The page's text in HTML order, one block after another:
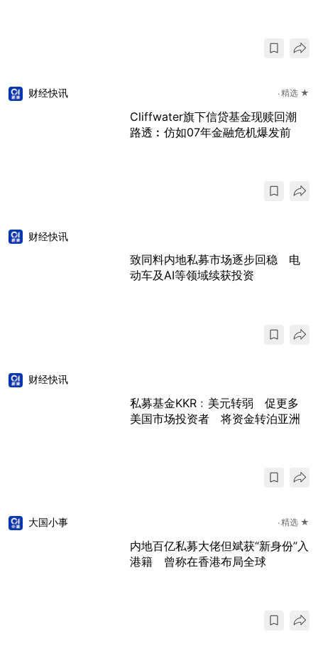
财经快讯 精选 ★
Cliffwater旗下信贷基金现赎回潮
路透︰仿如07年金融危机爆发前
财经快讯
致同料内地私募市场逐步回稳 电
动车及AI等领域续获投资
财经快讯
私募基金KKR﹕美元转弱 促更多
美国市场投资者 将资金转泊亚洲
大国小事 精选 ★
内地百亿私募大佬但斌获“新身份”入
港籍 曾称在香港布局全球